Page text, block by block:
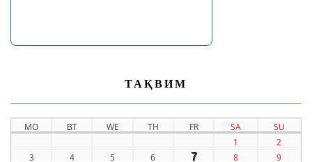
ТАҚВИМ
MO ВТ WE TH FR SA
SU
1
2
3
4 5 6 7 8
9